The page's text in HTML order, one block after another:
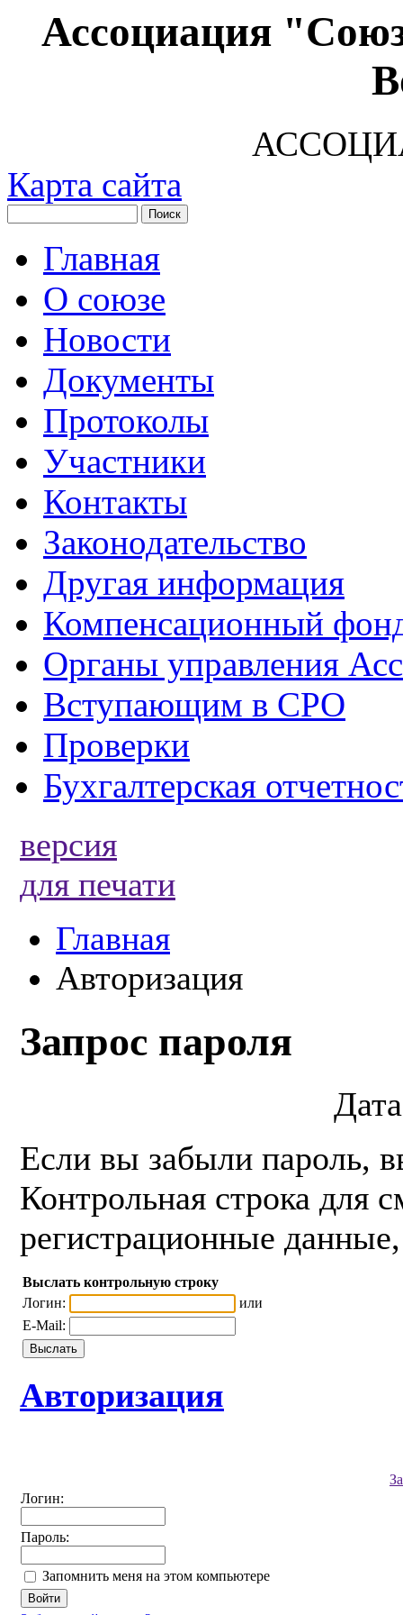
Ассоциация
Карта сайта
Главная
О союзе
Новости
Документы
Протоколы
Участники
Контакты
Законодательство
Другая информация
Компенсационный
Органы управления
Вступающим в СРО
Проверки
Бухгалтерская
версия
для печати
Главная
Авторизация
Запрос пароля
Если вы забыли пароль,
Контрольная строка для
регистрационные
Выслать контрольную строку
Логин:
или
E-Mail:
Авторизация
Логин:
Пароль:
Запомнить меня на этом компьютере